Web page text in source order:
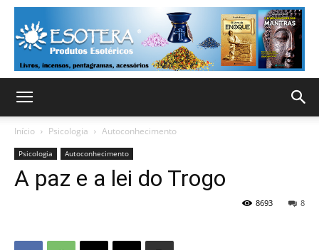
Início Psicologia Autoconhecimento
Psicologia Autoconhecimento
A paz e a lei do Trogo
8
8693